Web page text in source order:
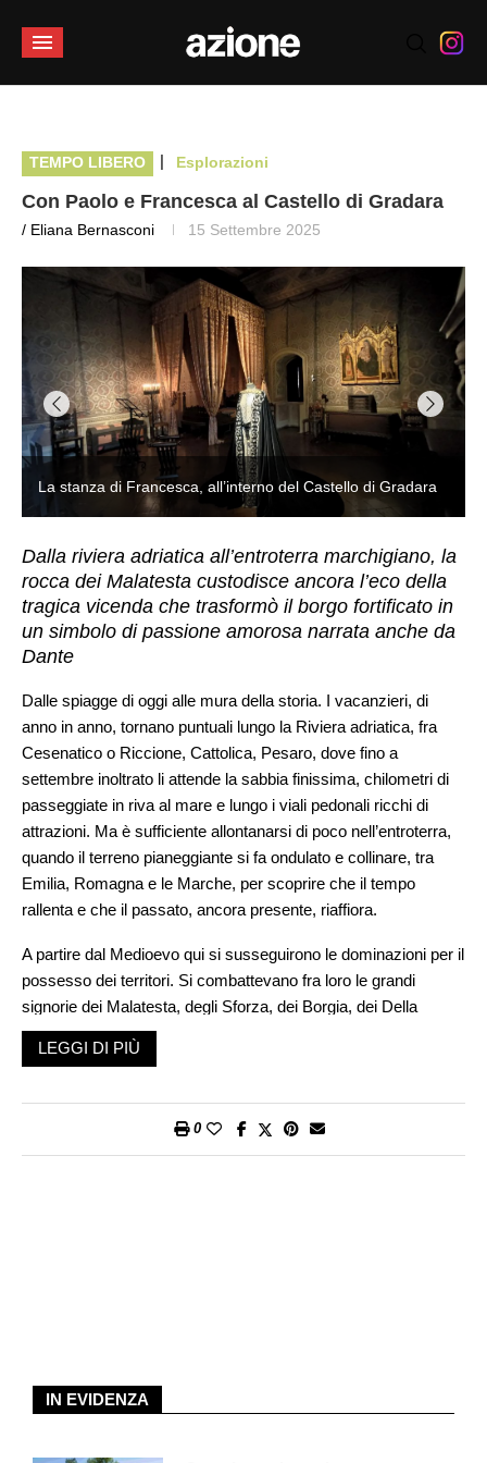
TEMPO LIBERO | Esplorazioni
Con Paolo e Francesca al Castello di Gradara
/ Eliana Bernasconi 15 Settembre 2025
La stanza di Francesca, all’interno del Castello di Gradara
Dalla riviera adriatica all’entroterra marchigiano, la
rocca dei Malatesta custodisce ancora l’eco della
tragica vicenda che trasformò il borgo fortificato in
un simbolo di passione amorosa narrata anche da
Dante
Dalle spiagge di oggi alle mura della storia. I vacanzieri, di
anno in anno, tornano puntuali lungo la Riviera adriatica, fra
Cesenatico o Riccione, Cattolica, Pesaro, dove fino a
settembre inoltrato li attende la sabbia finissima, chilometri di
passeggiate in riva al mare e lungo i viali pedonali ricchi di
attrazioni. Ma è sufficiente allontanarsi di poco nell’entroterra,
quando il terreno pianeggiante si fa ondulato e collinare, tra
Emilia, Romagna e le Marche, per scoprire che il tempo
rallenta e che il passato, ancora presente, riaffiora.
A partire dal Medioevo qui si susseguirono le dominazioni per il
possesso dei territori. Si combattevano fra loro le grandi
signorie dei Malatesta, degli Sforza, dei Borgia, dei Della
Rovere, e del Papato. Nel mezzo di questo scenario, si fa
testimone il Catello di Gradara, posto tra la provincia di Pesaro
Si tratta di un grande edificio carico di passato, che risalirebbe
ai primi due secoli del Medioevo, e domina il piccolo borgo
territorio era ambito ed ebbe molti padroni.
LEGGI DI PIÙ
0
IN EVIDENZA